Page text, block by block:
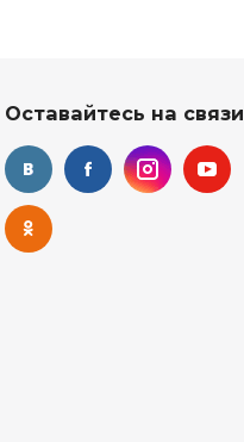
Оставайтесь на связи